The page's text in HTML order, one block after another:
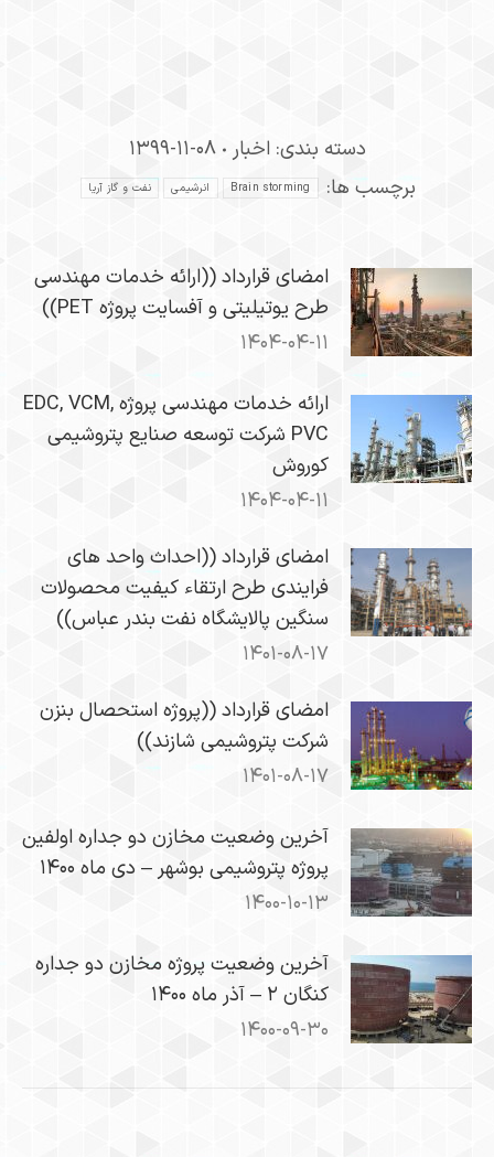
دسته بندی: اخبار
۱۳۹۹-۱۱-۰۸
برچسب ها:
Brain storming انرشيمی نفت و گاز آریا
امضای قرارداد ((ارائه خدمات مهندسی
طرح یوتیلیتی و آفسایت پروژه PET))
۱۴۰۴-۰۴-۱۱
ارائه خدمات مهندسی پروژه EDC, VCM,
PVC شرکت توسعه صنایع پتروشیمی
کوروش
۱۴۰۴-۰۴-۱۱
امضای قرارداد ((احداث واحد های
فرایندی طرح ارتقاء کیفیت محصولات
سنگین پالایشگاه نفت بندر عباس))
۱۴۰۱-۰۸-۱۷
امضای قرارداد ((پروژه استحصال بنزن
شرکت پتروشیمی شازند))
۱۴۰۱-۰۸-۱۷
​آخرین وضعیت مخازن دو جداره اولفین
پروژه پتروشیمی بوشهر – دی ماه ۱۴۰۰
۱۴۰۰-۱۰-۱۳
آخرین وضعیت پروژه مخازن دو جداره
کنگان ۲ – آذر ماه ۱۴۰۰
۱۴۰۰-۰۹-۳۰